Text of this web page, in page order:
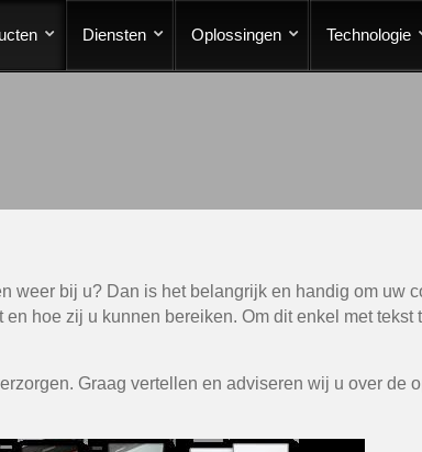
Diensten Oplossingen Technologie
weer bij u? Dan is het belangrijk en handig om uw
hoe zij u kunnen bereiken. Om dit enkel met
Graag vertellen en adviseren wij u over de